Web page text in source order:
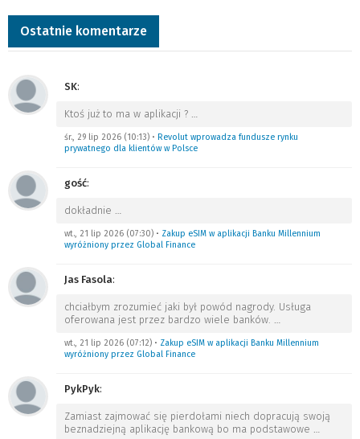
Ostatnie komentarze
SK:
Ktoś już to ma w aplikacji ? …
śr., 29 lip 2026 (10:13) • Revolut wprowadza fundusze rynku
prywatnego dla klientów w Polsce
gość:
dokładnie …
wt., 21 lip 2026 (07:30) • Zakup eSIM w aplikacji Banku Millennium
wyróżniony przez Global Finance
Jas Fasola:
chciałbym zrozumieć jaki był powód nagrody. Usługa
oferowana jest przez bardzo wiele banków. …
wt., 21 lip 2026 (07:12) • Zakup eSIM w aplikacji Banku Millennium
wyróżniony przez Global Finance
PykPyk:
Zamiast zajmować się pierdołami niech dopracują swoją
beznadziejną aplikację bankową bo ma podstawowe …